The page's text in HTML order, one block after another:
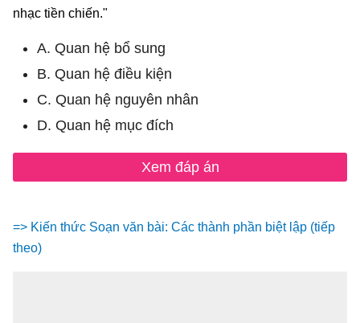
nhạc tiền chiến."
A. Quan hệ bổ sung
B. Quan hệ điều kiện
C. Quan hệ nguyên nhân
D. Quan hệ mục đích
Xem đáp án
=> Kiến thức Soạn văn bài: Các thành phần biệt lập (tiếp
theo)